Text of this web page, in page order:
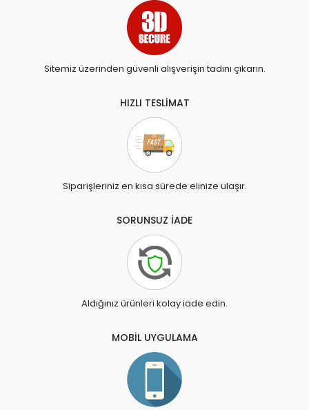
Sitemiz üzerinden güvenli alışverişin tadını çıkarın.
HIZLI TESLİMAT
Siparişleriniz en kısa sürede elinize ulaşır.
SORUNSUZ İADE
Aldığınız ürünleri kolay iade edin.
MOBİL UYGULAMA